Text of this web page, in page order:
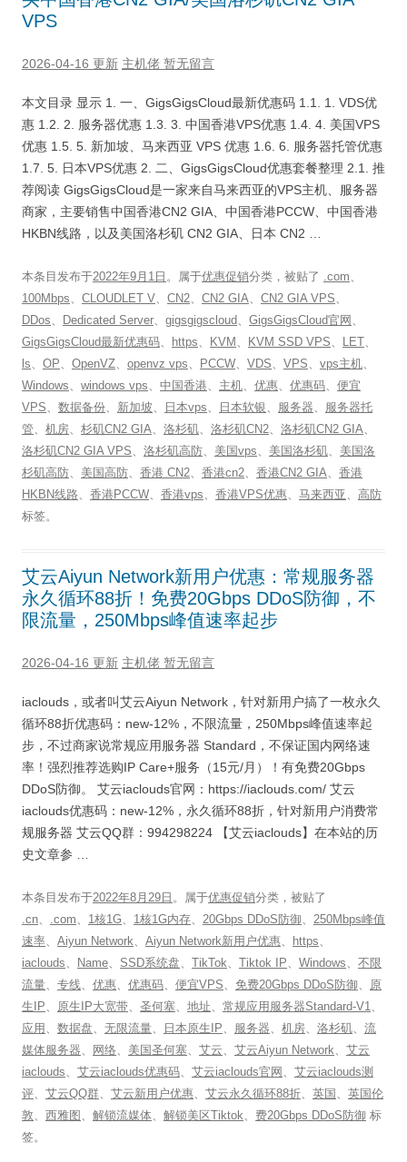
VPS
2026-04-16 更新 主机佬 暂无留言
本文目录 显示 1. 一、GigsGigsCloud最新优惠码 1.1. 1. VDS优
惠 1.2. 2. 服务器优惠 1.3. 3. 中国香港VPS优惠 1.4. 4. 美国VPS
优惠 1.5. 5. 新加坡、马来西亚 VPS 优惠 1.6. 6. 服务器托管优惠
1.7. 5. 日本VPS优惠 2. 二、GigsGigsCloud优惠套餐整理 2.1. 推
荐阅读 GigsGigsCloud是一家来自马来西亚的VPS主机、服务器
商家，主要销售中国香港CN2 GIA、中国香港PCCW、中国香港
HKBN线路，以及美国洛杉矶 CN2 GIA、日本 CN2 …
本条目发布于2022年9月1日 。属于优惠促销分类，被贴了 .com、
100Mbps、 CLOUDLET V、 CN2、 CN2 GIA、 CN2 GIA VPS、
DDos、 Dedicated Server、 gigsgigscloud、 GigsGigsCloud官网 、
GigsGigsCloud最新优惠码、 https、 KVM 、 KVM SSD VPS、 LET、
ls、 OP、 OpenVZ、 openvz vps、 PCCW、 VDS、 VPS、 vps主机、
Windows、 windows vps、 中国香港、 主机、 优惠、 优惠码、 便宜
VPS、 数据备份、 新加坡、 日本vps、 日本软银、 服务器、 服务器托
管、 机房、 杉矶CN2 GIA、 洛杉矶、 洛杉矶CN2、 洛杉矶CN2 GIA、
洛杉矶CN2 GIA VPS、 洛杉矶高防、 美国vps、 美国洛杉矶、 美国洛
杉矶高防、 美国高防、 香港 CN2、 香港cn2、 香港CN2 GIA、 香港
HKBN线路、 香港PCCW、 香港vps、 香港VPS优惠、 马来西亚、 高防
标签。
艾云Aiyun Network新用户优惠：常规服务器
永久循环88折！免费20Gbps DDoS防御，不
限流量，250Mbps峰值速率起步
2026-04-16 更新 主机佬 暂无留言
iaclouds，或者叫艾云Aiyun Network，针对新用户搞了一枚永久
循环88折优惠码：new-12%，不限流量，250Mbps峰值速率起
步，不过商家说常规应用服务器 Standard，不保证国内网络速
率！强烈推荐选购IP Care+服务（15元/月）！有免费20Gbps
DDoS防御。 艾云iaclouds官网：https://iaclouds.com/ 艾云
iaclouds优惠码：new-12%，永久循环88折，针对新用户消费常
规服务器 艾云QQ群：994298224 【艾云iaclouds】在本站的历
史文章参 …
本条目发布于2022年8月29日 。属于优惠促销分类，被贴了
.cn、 .com、 1核1G、 1核1G内存、 20Gbps DDoS防御、 250Mbps峰值
速率、 Aiyun Network、 Aiyun Network新用户优惠、 https、
iaclouds、 Name、 SSD系统盘、 TikTok、 Tiktok IP、 Windows、 不限
流量、 专线、 优惠、 优惠码、 便宜VPS、 免费20Gbps DDoS防御、 原
生IP、 原生IP大宽带、 圣何塞、 地址、 常规应用服务器Standard-V1、
应用 、 数据盘、 无限流量、 日本原生IP、 服务器、 机房、 洛杉矶、 流
媒体服务器、 网络、 美国圣何塞、 艾云、 艾云Aiyun Network、 艾云
iaclouds、 艾云iaclouds优惠码、 艾云iaclouds官网 、 艾云iaclouds测
评、 艾云QQ群、 艾云新用户优惠、 艾云永久循环88折、 英国 、 英国伦
敦、 西雅图 、 解锁流媒体、 解锁美区Tiktok、 费20Gbps DDoS防御 标
签。